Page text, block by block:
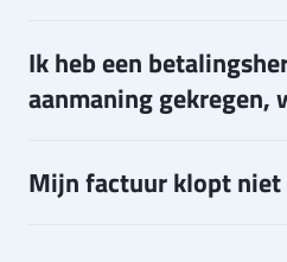
Ik heb een
aanmaning gekregen,
Mijn factuur klopt niet